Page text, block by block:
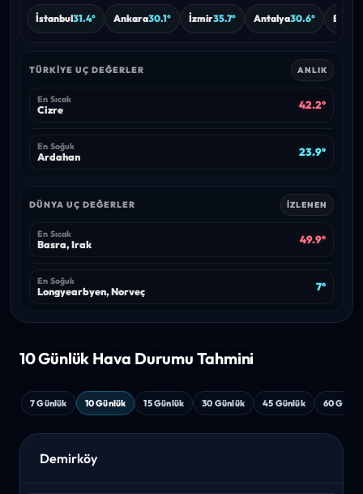
İstanbul31.4° Ankara30.1° İzmir35.7° Antalya30.6° Bursa
TÜRKIYE UÇ DEĞERLER ANLIK
En Sıcak
Cizre 42.2°
En Soğuk
Ardahan 23.9°
DÜNYA UÇ DEĞERLER İZLENEN
En Sıcak
Basra, Irak 49.9°
En Soğuk
Longyearbyen, Norveç 7°
10 Günlük Hava Durumu Tahmini
7 Günlük 10 Günlük 15 Günlük 30 Günlük 45 Günlük 60
Demirköy